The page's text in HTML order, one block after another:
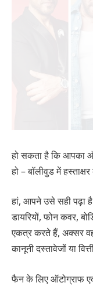
हो सकता है कि आपका
हो – बॉलीवुड में
हां, आपने उसे सही पढ़ा
डायरियों, फोन कवर,
एकत्र करते हैं, अक्सर
कानूनी दस्तावेजों या
फैन के लिए ऑटोग्राफ